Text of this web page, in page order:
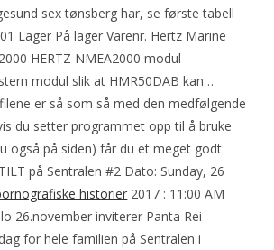
sex tønsberg har, se første tabell
Lager På lager Varenr. Hertz Marine
HERTZ NMEA2000 modul
modul slik at HMR50DAB kan…
er så som så med den medfølgende
du setter programmet opp til å bruke
også på siden) får du et meget godt
på Sentralen #2 Dato: Sunday, 26
historier 2017 : 11:00 AM
26.november inviterer Panta Rei
for hele familien på Sentralen i